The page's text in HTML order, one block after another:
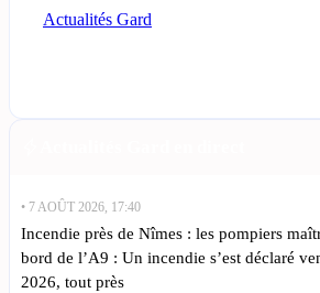
Actualités Gard
• 7 AOÛT 2026, 17:40
Incendie près de Nîmes : les pompiers
bord de l’A9 : Un incendie s’est déclaré
2026, tout près